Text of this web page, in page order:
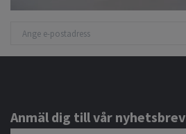
Anmäl dig till vår nyhetsbrev